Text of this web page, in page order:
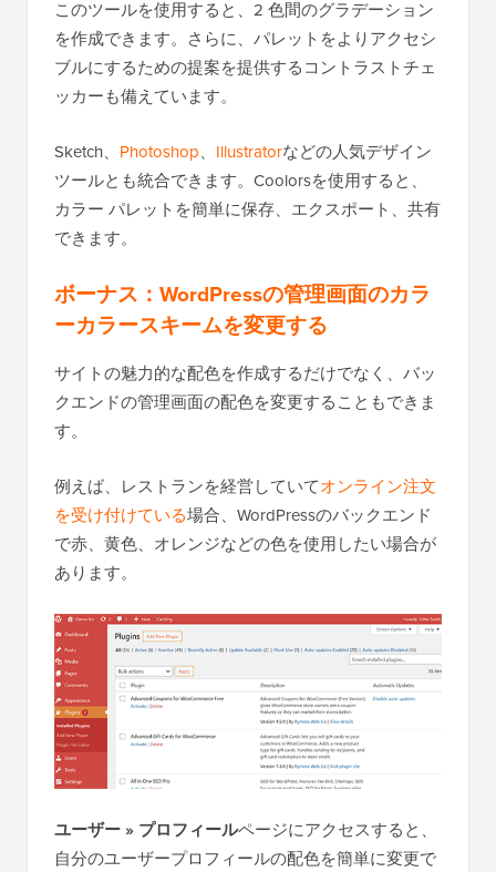
このツールを使用すると、2 色間のグラデーション
を作成できます。さらに、パレットをよりアクセシ
ブルにするための提案を提供するコントラストチェ
ッカーも備えています。
Sketch、 Photoshop、 Illustratorなどの人気デザイン
ツールとも統合できます。Coolorsを使用すると、
カラー パレットを簡単に保存、エクスポート、共有
できます。
ボーナス：WordPressの管理画面のカラ
ーカラースキームを変更する
サイトの魅力的な配色を作成するだけでなく、バッ
クエンドの管理画面の配色を変更することもできま
す。
例えば、レストランを経営していてオンライン注文
を受け付けている場合、WordPressのバックエンド
で赤、黄色、オレンジなどの色を使用したい場合が
あります。
ユーザー » プロフィールページにアクセスすると、
自分のユーザープロフィールの配色を簡単に変更で